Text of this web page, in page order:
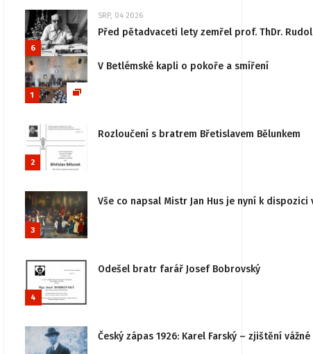
6
SRP, 04 2026
Před pětadvaceti lety zemřel prof. ThDr.
1
V Betlémské kapli o pokoře a smíření
2
Rozloučení s bratrem Břetislavem Bělunkem
3
Vše co napsal Mistr Jan Hus je nyní k
4
Odešel bratr farář Josef Bobrovský
Český zápas 1926: Karel Farský – zjištění